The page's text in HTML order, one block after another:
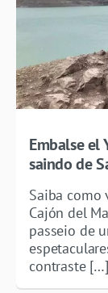
Embalse el
saindo de
Saiba como
Cajón del
passeio de
contraste […]